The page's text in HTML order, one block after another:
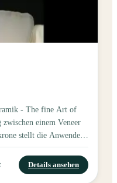
- The fine Art of
einem Veneer
stellt die Anwender
Die richtige
Umsetzung in LS2.
Details ansehen